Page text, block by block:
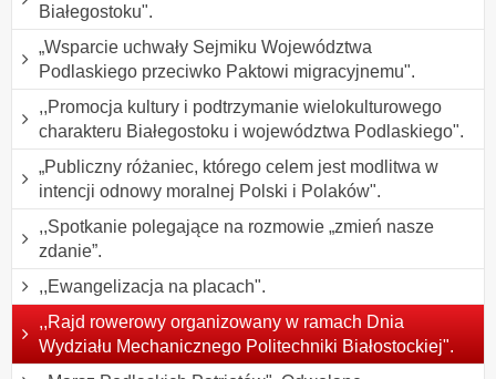
Białegostoku".
„Wsparcie uchwały Sejmiku Województwa
Podlaskiego przeciwko Paktowi migracyjnemu".
,,Promocja kultury i podtrzymanie wielokulturowego
charakteru Białegostoku i województwa Podlaskiego".
„Publiczny różaniec, którego celem jest modlitwa w
intencji odnowy moralnej Polski i Polaków".
,,Spotkanie polegające na rozmowie „zmień nasze
zdanie”.
,,Ewangelizacja na placach".
,,Rajd rowerowy organizowany w ramach Dnia
Wydziału Mechanicznego Politechniki Białostockiej".